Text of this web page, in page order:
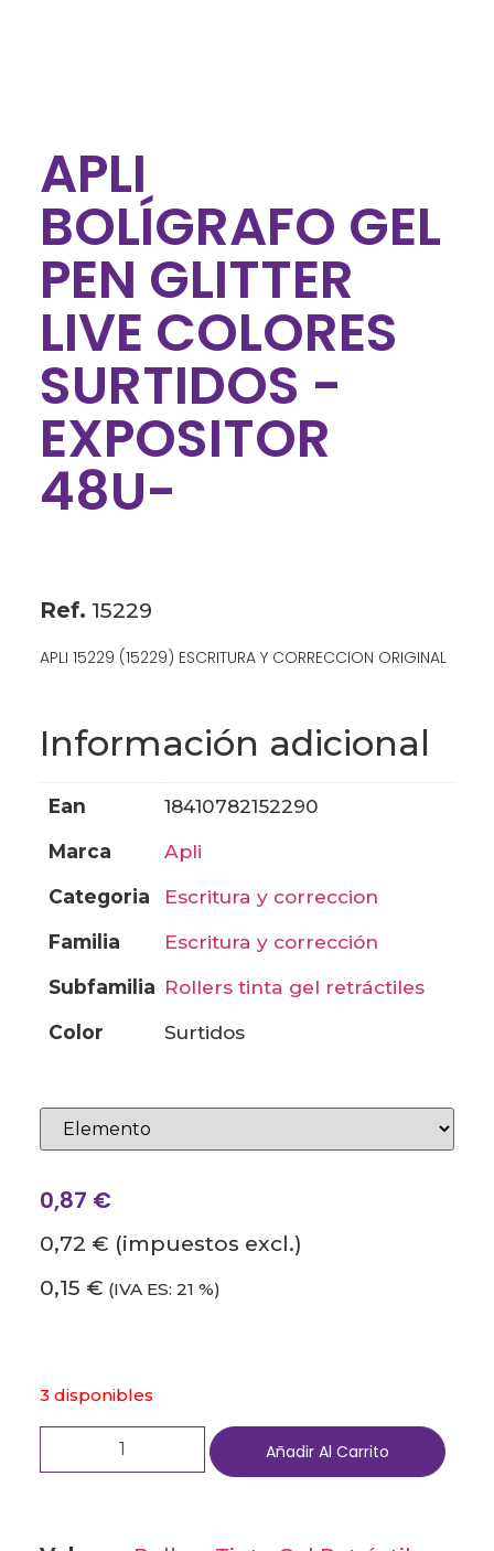
APLI
BOLÍGRAFO GEL
PEN GLITTER
LIVE COLORES
SURTIDOS -
EXPOSITOR
48U-
Ref. 15229
APLI 15229 (15229) ESCRITURA Y CORRECCION ORIGINAL
Información adicional
ean
18410782152290
marca
apli
categoria
escritura y correccion
familia
escritura y corrección
subfamilia
rollers tinta gel retráctiles
color
surtidos
0,87 €
0,72 € (impuestos excl.)
0,15 € (IVA ES: 21 %)
3 disponibles
Añadir Al Carrito